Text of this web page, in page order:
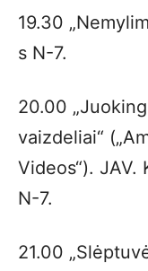
19.30
s N-7.
20.00
vaizdeliai“
Videos“). JAV.
N-7.
21.00